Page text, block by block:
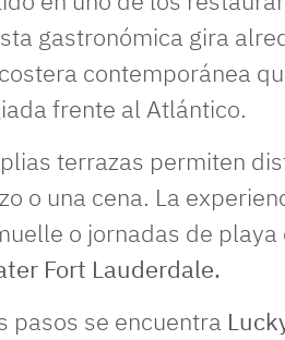
gastronómica gira
contemporánea
frente al Atlántico.
terrazas permiten
o una cena. La
o jornadas de
Fort Lauderdale.
pasos se encuentra